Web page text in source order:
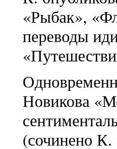
«Рыбак»,
переводы
Новикова
(сочинено